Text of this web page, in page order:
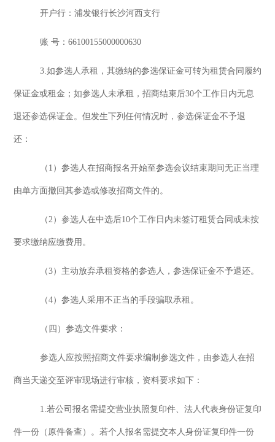
开户行：浦发银行长沙河西支行
账 号： 66100155000000630
3.如参选人承租，其缴纳的参选保证金可转为租赁合同履约
保证金或租金 ； 如参选人未承租，招商结束后30个工作日内无息
退还参选保证金。但发生下列任何情况时，参选保证金不予退
还 ：
（ 1 ） 参选人在招商报名开始至参选会议结束期间无正当理
由单方面撤回其参选或修改招商文件的 。
（ 2 ） 参选人在中选后10个工作日内未签订租赁合同或未按
要求缴纳应缴费用 。
（3） 主动放弃承租资格的参选人，参选保证金不予退还。
（4） 参选人采用不正当的手段骗取承租。
（ 四 ） 参选文件要求 ：
参选人应按照招商文件要求编制参选文件，由参选人在招
商当天递交至评审现场进行审核，资料要求如下：
1.若公司报名需提交营业执照复印件、法人代表身份证复印
件一份（原件备查）。若个人报名需提交本人身份证复印件一份